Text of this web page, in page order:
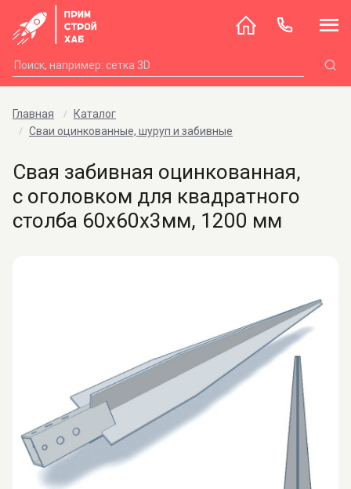
Главная
Каталог
Сваи оцинкованные, шуруп и забивные
Свая забивная оцинкованная,
с оголовком для квадратного
столба 60х60х3мм, 1200 мм